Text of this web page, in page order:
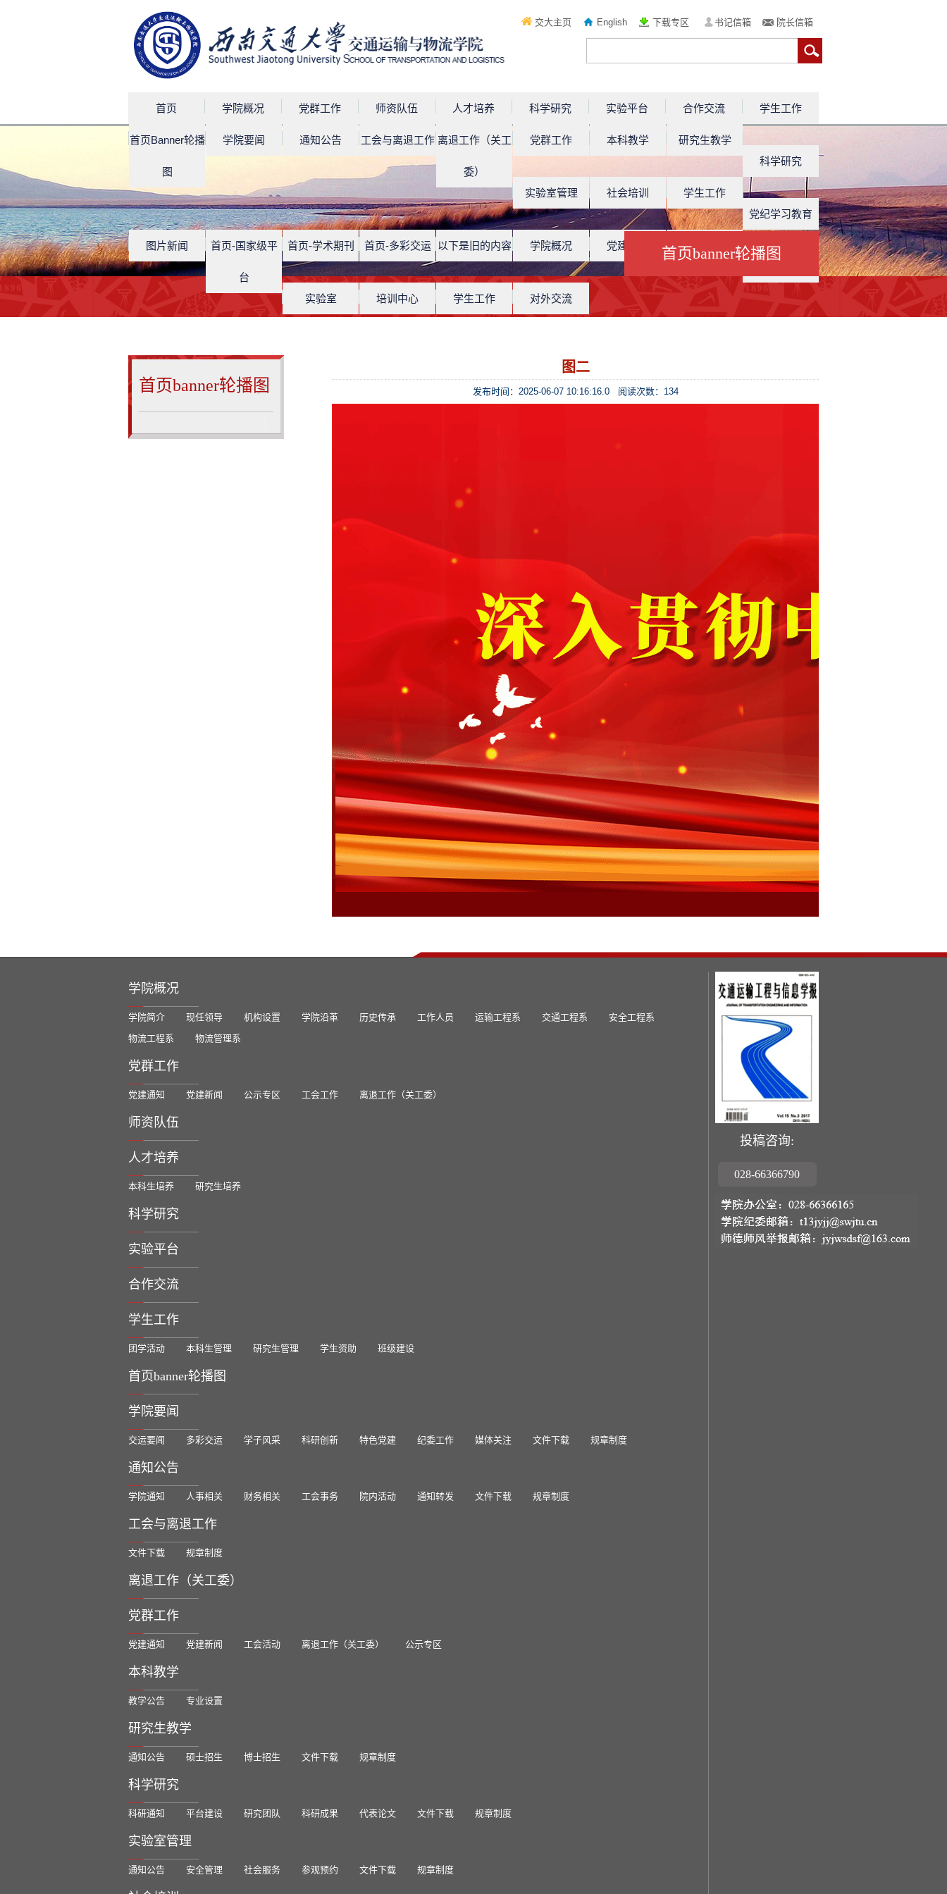
交大主页 English 下载专区 书记信箱 院长信箱
首页 学院概况 党群工作 师资队伍 人才培养 科学研究 实验平台 合作交流 学生工作
首页banner轮播
图
学院要闻 通知公告 工会与离退工作 离退工作（关工
委）
党群工作 本科教学
研究生教学
科学研究
实验室管理 社会培训
学生工作
党纪学习教育
图片新闻 首页-国家级平
台
首页-学术期刊 首页-多彩交运 以下是旧的内容 学院概况 党建工作
教育教学
实验室 培训中心 学生工作 对外交流
首页banner轮播图
首页banner轮播图
图二
发布时间：2025-06-07 10:16:16.0 阅读次数： 134
学院概况
学院简介 现任领导 机构设置 学院沿革 历史传承 工作人员 运输工程系 交通工程系
安全工程系
物流工程系
物流管理系
党群工作
党建通知 党建新闻 公示专区 工会工作 离退工作（关工委）
师资队伍
人才培养
本科生培养 研究生培养
科学研究
实验平台
合作交流
学生工作
团学活动 本科生管理 研究生管理 学生资助 班级建设
首页banner轮播图
学院要闻
交运要闻 多彩交运 学子风采 科研创新 特色党建 纪委工作 媒体关注 文件下载 规章制度
通知公告
学院通知 人事相关 财务相关 工会事务 院内活动 通知转发 文件下载 规章制度
工会与离退工作
文件下载 规章制度
离退工作（关工委）
党群工作
党建通知 党建新闻 工会活动 离退工作（关工委） 公示专区
本科教学
教学公告 专业设置
研究生教学
通知公告 硕士招生 博士招生 文件下载 规章制度
科学研究
科研通知 平台建设 研究团队 科研成果 代表论文 文件下载 规章制度
实验室管理
通知公告 安全管理 社会服务 参观预约 文件下载 规章制度
投稿咨询:
028-66366790